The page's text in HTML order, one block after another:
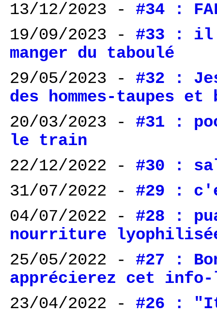
13/12/2023 - #34 :
19/09/2023 - #33 : il
manger du taboulé
29/05/2023 - #32 :
des hommes-taupes
20/03/2023 - #31 :
le train
22/12/2022 - #30 :
31/07/2022 - #29 :
04/07/2022 - #28 :
nourriture
25/05/2022 - #27 :
apprécierez cet
23/04/2022 - #26 :